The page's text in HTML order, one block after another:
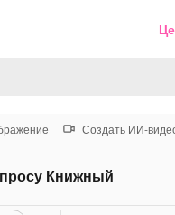
Создать ИИ-
Книжный